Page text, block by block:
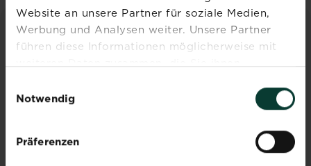
Website an unsere Partner für soziale Medien,
Werbung und Analysen weiter. Unsere Partner
führen diese Informationen möglicherweise mit
weiteren Daten zusammen, die Sie ihnen
Nutzung der Dienste gesammelt haben.
Notwendig
Präferenzen
INSPIRATION & RATGEBER